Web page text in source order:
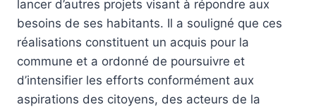
lancer d’autres projets visant à répondre aux
besoins de ses habitants. Il a souligné que ces
réalisations constituent un acquis pour la
commune et a ordonné de poursuivre et
d’intensifier les efforts conformément aux
aspirations des citoyens, des acteurs de la